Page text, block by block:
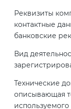
Реквизиты
контактные
банковские
Вид
Технические
описывающая